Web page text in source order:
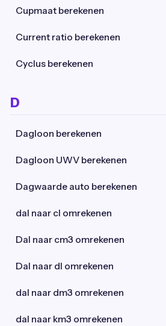
Cupmaat berekenen
Current ratio berekenen
Cyclus berekenen
D
Dagloon berekenen
Dagloon UWV berekenen
Dagwaarde auto berekenen
dal naar cl omrekenen
Dal naar cm3 omrekenen
Dal naar dl omrekenen
dal naar dm3 omrekenen
dal naar km3 omrekenen